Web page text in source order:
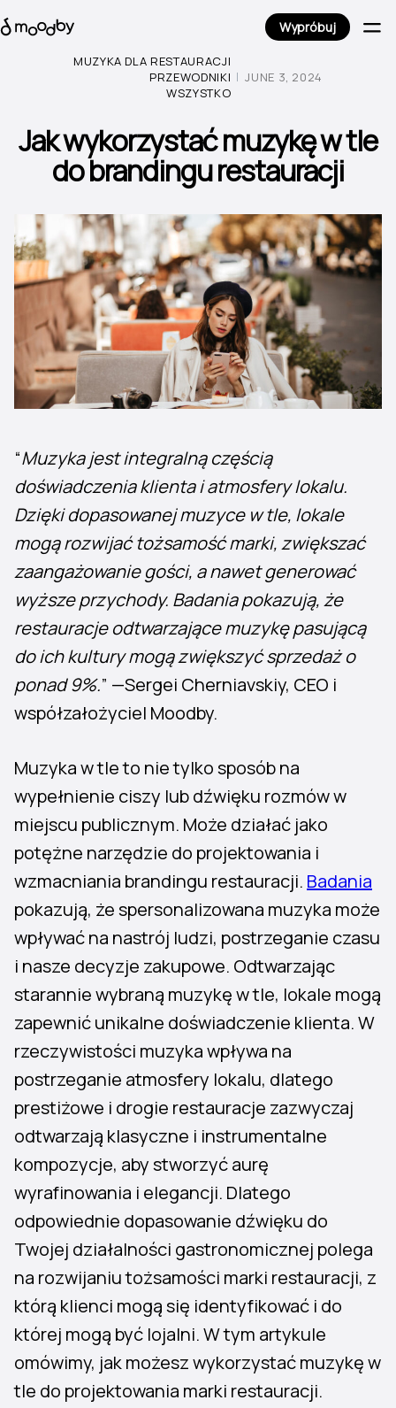
Wypróbuj
MUZYKA DLA RESTAURACJI
PRZEWODNIKI
WSZYSTKO
JUNE 3, 2024
Jak wykorzystać muzykę w tle
do brandingu restauracji
“Muzyka jest integralną częścią
doświadczenia klienta i atmosfery lokalu.
Dzięki dopasowanej muzyce w tle, lokale
mogą rozwijać tożsamość marki, zwiększać
zaangażowanie gości, a nawet generować
wyższe przychody. Badania pokazują, że
restauracje odtwarzające muzykę pasującą
do ich kultury mogą zwiększyć sprzedaż o
ponad 9%.” —Sergei Cherniavskiy, CEO i
współzałożyciel Moodby.
Muzyka w tle to nie tylko sposób na
wypełnienie ciszy lub dźwięku rozmów w
miejscu publicznym. Może działać jako
potężne narzędzie do projektowania i
wzmacniania brandingu restauracji. Badania
pokazują, że spersonalizowana muzyka może
wpływać na nastrój ludzi, postrzeganie czasu
i nasze decyzje zakupowe. Odtwarzając
starannie wybraną muzykę w tle, lokale mogą
zapewnić unikalne doświadczenie klienta. W
rzeczywistości muzyka wpływa na
postrzeganie atmosfery lokalu, dlatego
prestiżowe i drogie restauracje zazwyczaj
odtwarzają klasyczne i instrumentalne
kompozycje, aby stworzyć aurę
wyrafinowania i elegancji. Dlatego
odpowiednie dopasowanie dźwięku do
Twojej działalności gastronomicznej polega
na rozwijaniu tożsamości marki restauracji, z
którą klienci mogą się identyfikować i do
której mogą być lojalni. W tym artykule
omówimy, jak możesz wykorzystać muzykę w
tle do projektowania marki restauracji.